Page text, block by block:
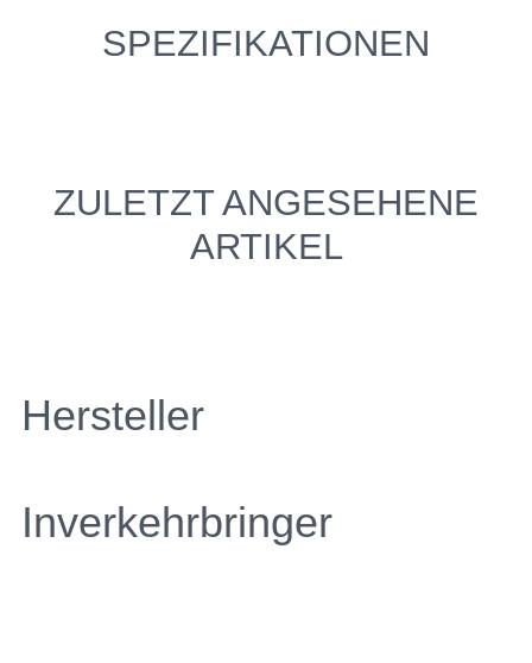
SPEZIFIKATIONEN
ZULETZT ANGESEHENE
ARTIKEL
Hersteller
Inverkehrbringer